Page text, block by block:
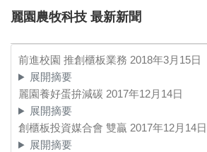
麗園農牧科技 最新新聞
前進校園 推創櫃板業務 2018年3月15日
展開摘要
麗園養好蛋拚減碳 2017年12月14日
展開摘要
創櫃板投資媒合會 雙贏 2017年12月14日
展開摘要